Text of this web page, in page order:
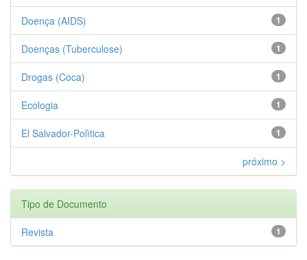
1
Doença (AIDS)
1
Doenças (Tuberculose)
1
Drogas (Coca)
1
Ecologia
1
El Salvador-Polìtica
próximo >
Tipo de Documento
1
Revista